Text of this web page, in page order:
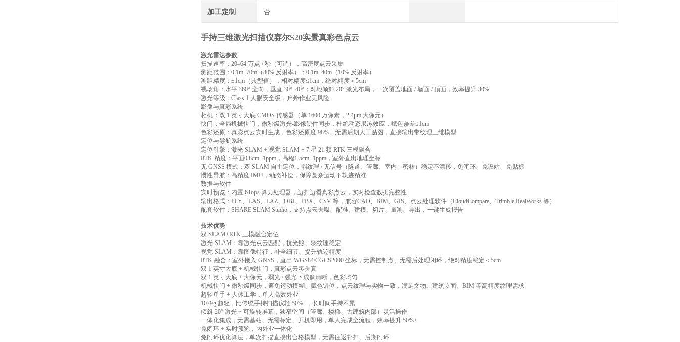
加工定制 否
手持三维激光扫描仪赛尔S20实景真彩色点云
激光雷达参数
扫描速率：20–64 万点 / 秒（可调），高密度点云采集
测距范围：0.1m–70m（80% 反射率）；0.1m–40m（10% 反射率）
测距精度：±1cm（典型值），相对精度≤1cm，绝对精度＜5cm
视场角：水平 360° 全向，垂直 30°–40°；对地倾斜 20° 激光布局，一次覆盖地面 / 墙面 / 顶面，效率提升 30%
激光等级：Class 1 人眼安全级，户外作业无风险
影像与真彩系统
相机：双 1 英寸大底 CMOS 传感器（单 1600 万像素，2.4μm 大像元）
快门：全局机械快门，微秒级激光‑影像硬件同步，杜绝动态果冻效应，赋色误差≤1cm
色彩还原：真彩点云实时生成，色彩还原度 98%，无需后期人工贴图，直接输出带纹理三维模型
定位与导航系统
定位引擎：激光 SLAM + 视觉 SLAM + 7 星 21 频 RTK 三模融合
RTK 精度：平面0.8cm+1ppm，高程1.5cm+1ppm，室外直出地理坐标
无 GNSS 模式：双 SLAM 自主定位，弱纹理 / 无信号（隧道、管廊、室内、密林）稳定不漂移，免闭环、免设站、免贴标
惯性导航：高精度 IMU，动态补偿，保障复杂运动下轨迹精准
数据与软件
实时预览：内置 6Tops 算力处理器，边扫边看真彩点云，实时检查数据完整性
输出格式：PLY、LAS、LAZ、OBJ、FBX、CSV 等，兼容CAD、BIM、GIS、点云处理软件（CloudCompare、Trimble RealWorks 等）
配套软件：SHARE SLAM Studio，支持点云去噪、配准、建模、切片、量测、导出，一键生成报告
技术优势
双 SLAM+RTK 三模融合定位
激光 SLAM：靠激光点云匹配，抗光照、弱纹理稳定
视觉 SLAM：靠图像特征，补全细节、提升轨迹精度
RTK 融合：室外接入 GNSS，直出 WGS84/CGCS2000 坐标，无需控制点、无需后处理闭环，绝对精度稳定＜5cm
双 1 英寸大底 + 机械快门，真彩点云零失真
双 1 英寸大底 + 大像元，弱光 / 强光下成像清晰，色彩均匀
机械快门 + 微秒级同步，避免运动模糊、赋色错位，点云纹理与实物一致，满足文物、建筑立面、BIM 等高精度纹理需求
超轻单手 + 人体工学，单人高效外业
1079g 超轻，比传统手持扫描仪轻 50%+，长时间手持不累
倾斜 20° 激光 + 可旋转屏幕，狭窄空间（管廊、楼梯、古建筑内部）灵活操作
一体化集成，无需基站、无需标定、开机即用，单人完成全流程，效率提升 50%+
免闭环 + 实时预览，内外业一体化
免闭环优化算法，单次扫描直接出合格模型，无需往返补扫、后期闭环